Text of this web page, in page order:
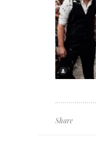
Share